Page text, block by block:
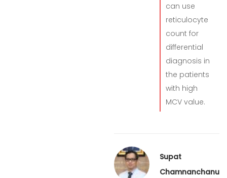
can use
reticulocyte
count for
differential
diagnosis in
the patients
with high
MCV value.
Supat
Chamnanchanunt